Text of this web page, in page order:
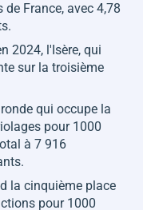
France, avec 4,78
2024, l'Isère, qui
sur la troisième
qui occupe la
pour 1000
à 7 916
la cinquième place
pour 1000